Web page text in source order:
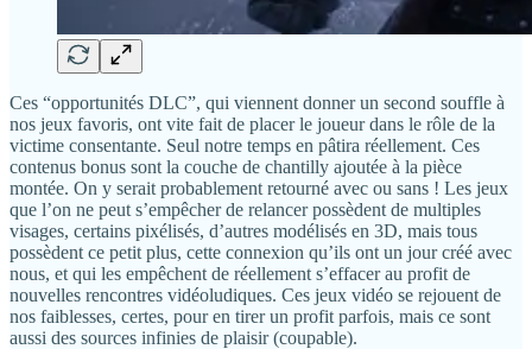
Ces “opportunités DLC”, qui viennent donner un second souffle à
nos jeux favoris, ont vite fait de placer le joueur dans le rôle de la
victime consentante. Seul notre temps en pâtira réellement. Ces
contenus bonus sont la couche de chantilly ajoutée à la pièce
montée. On y serait probablement retourné avec ou sans ! Les jeux
que l’on ne peut s’empêcher de relancer possèdent de multiples
visages, certains pixélisés, d’autres modélisés en 3D, mais tous
possèdent ce petit plus, cette connexion qu’ils ont un jour créé avec
nous, et qui les empêchent de réellement s’effacer au profit de
nouvelles rencontres vidéoludiques. Ces jeux vidéo se rejouent de
nos faiblesses, certes, pour en tirer un profit parfois, mais ce sont
aussi des sources infinies de plaisir (coupable).